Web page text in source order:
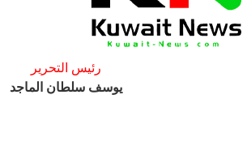
رئيس التحرير
يوسف سلطان الماجد